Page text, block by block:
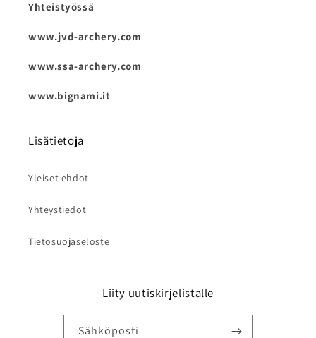
Yhteistyössä
www.jvd-archery.com
www.ssa-archery.com
www.bignami.it
Lisätietoja
Yleiset ehdot
Yhteystiedot
Tietosuojaseloste
Liity uutiskirjelistalle
Sähköposti